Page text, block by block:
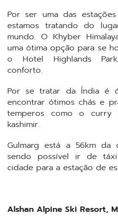
Por ser uma das
estamos tratando do
mundo. O Khyber
uma ótima opção para se
o Hotel Highlands
conforto.
Por se tratar da Índia é
encontrar ótimos chás e
temperos como o curry
kashimir.
Gulmarg está a 56km da
sendo possível ir de
cidade para a estação de
Alshan Alpine Ski Resort,